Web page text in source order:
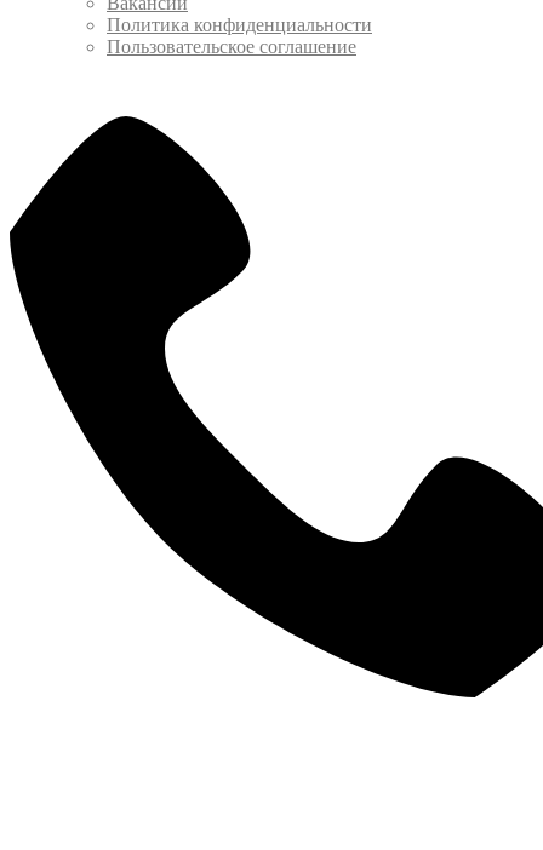
Политика конфиденциальности
Пользовательское соглашение